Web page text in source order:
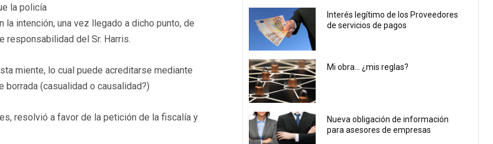
la policía
intención, una vez llegado a dicho punto, de
responsabilidad del Sr. Harris.
miente, lo cual puede acreditarse mediante
(casualidad o causalidad?)
resolvió a favor de la petición de la fiscalía y
Interés legítimo de los Proveedores
de servicios de pagos
Mi obra… ¿mis reglas?
Nueva obligación de información
para asesores de empresas